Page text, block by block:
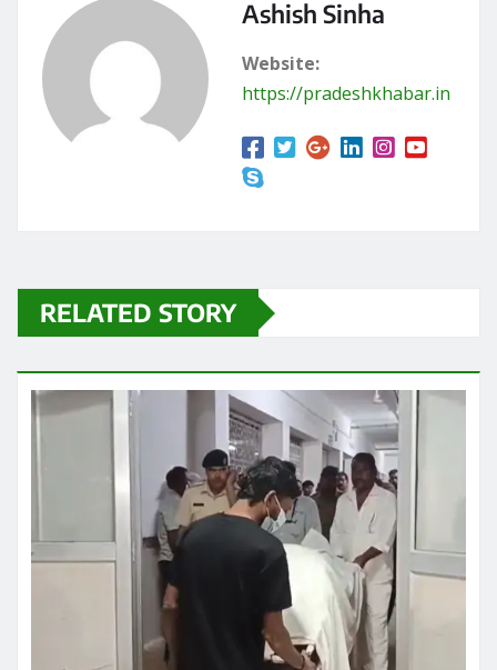
Ashish Sinha
Website:
https://pradeshkhabar.in
RELATED STORY